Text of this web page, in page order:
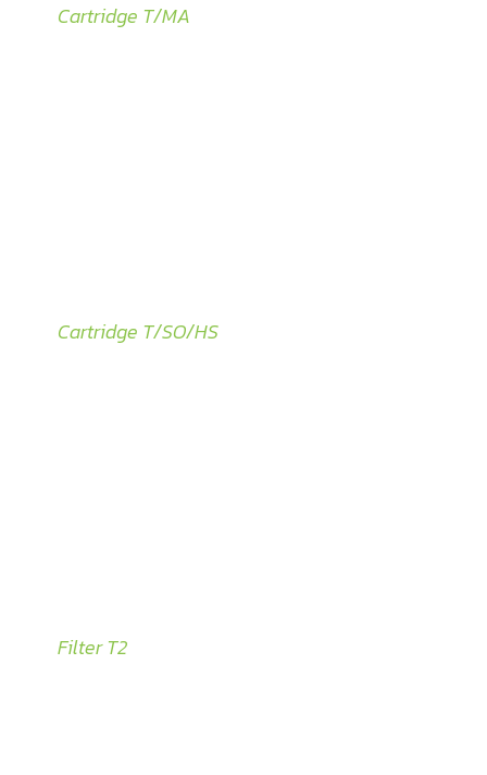
Cartridge T/MA
Cartridge T/SO/HS
Filter T2